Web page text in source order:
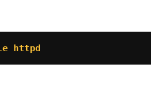
httpd